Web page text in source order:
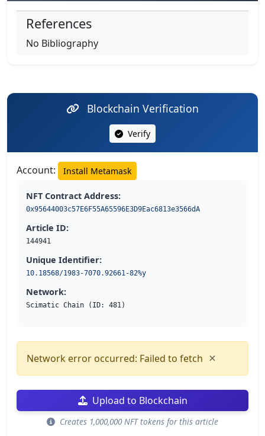
References
No Bibliography
Blockchain Verification
Verify
Account: Install Metamask
NFT Contract Address:
0x95644003c57E6F55A65596E3D9Eac6813e3566dA
Article ID:
144941
Unique Identifier:
10.18568/1983-7070.92661-82%y
Network:
Scimatic Chain (ID: 481)
Network error occurred: Failed to fetch ×
Upload to Blockchain
Creates 1,000,000 NFT tokens for this article